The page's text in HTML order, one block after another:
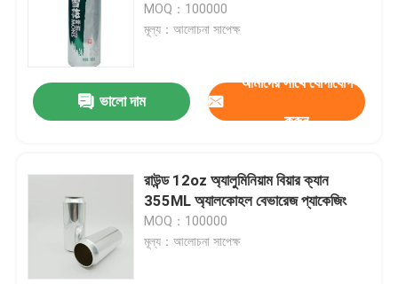
MOQ：100000
মূল্য：আলোচনা সাপেক্ষ
ভালো দাম
আমাদের সাথে যোগাযোগ
করুন
রাউন্ড 12oz অ্যালুমিনিয়াম বিয়ার ক্যান
355ML অ্যালকোহল বেভারেজ প্যাকেজিং
MOQ：100000
মূল্য：আলোচনা সাপেক্ষ